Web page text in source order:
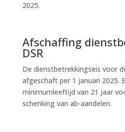
2025.
Afschaffing
DSR
De dienstbetrekkingseis voor
afgeschaft per 1 januari 2025.
minimumleeftijd van 21 jaar
schenking van ab-aandelen.